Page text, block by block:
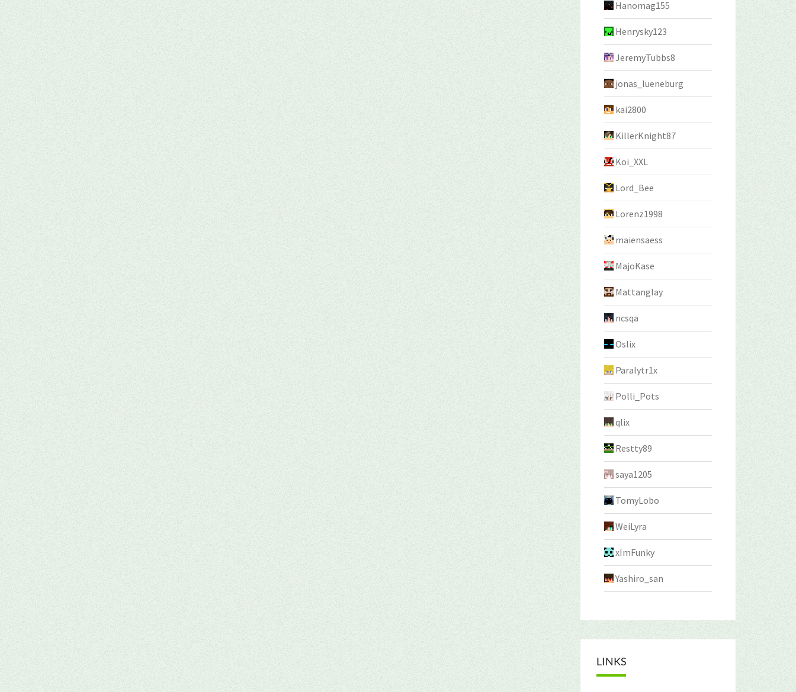
Hanomag155
Henrysky123
JeremyTubbs8
jonas_lueneburg
kai2800
KillerKnight87
Koi_XXL
Lord_Bee
Lorenz1998
maiensaess
MajoKase
Mattanglay
ncsqa
Oslix
Paralytr1x
Polli_Pots
qlix
Restty89
saya1205
TomyLobo
WeiLyra
xImFunky
Yashiro_san
LINKS